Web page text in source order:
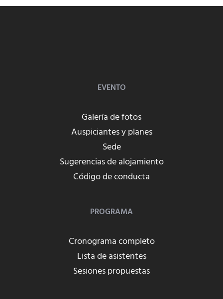
EVENTO
Galería de fotos
Auspiciantes y planes
Sede
Sugerencias de alojamiento
Código de conducta
PROGRAMA
Cronograma completo
Lista de asistentes
Sesiones propuestas